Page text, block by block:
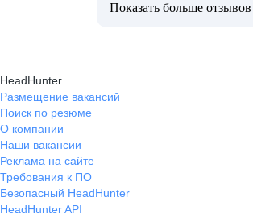
Показать больше отзывов
HeadHunter
Размещение вакансий
Поиск по резюме
О компании
Наши вакансии
Реклама на сайте
Требования к ПО
Безопасный HeadHunter
HeadHunter API